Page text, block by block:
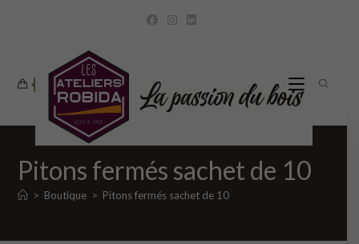
Pitons fermés sachet de 10
> Boutique > Pitons fermés sachet de 10